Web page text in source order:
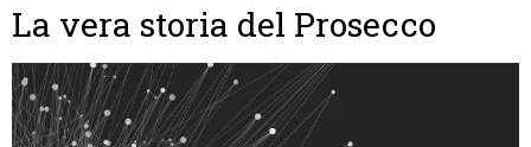
La vera storia del Prosecco